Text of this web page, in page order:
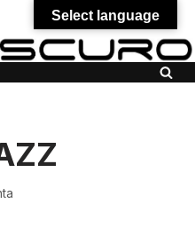
Select language